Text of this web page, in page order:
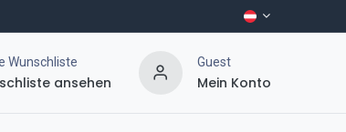
Wunschliste
ansehen
Guest
Mein Konto